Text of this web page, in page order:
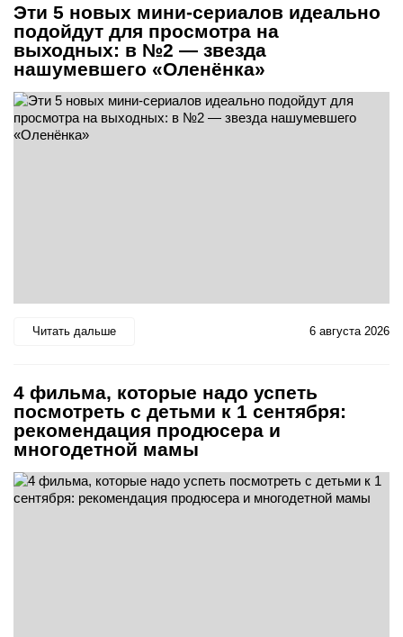
Эти 5 новых мини-сериалов идеально
подойдут для просмотра на
выходных: в №2 — звезда
нашумевшего «Оленёнка»
Читать дальше 6 августа 2026
4 фильма, которые надо успеть
посмотреть с детьми к 1 сентября:
рекомендация продюсера и
многодетной мамы